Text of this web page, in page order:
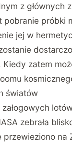
z głównych
pobranie próbki
jej w
Kiedy zatem
światów
zebrała
przewieziono na